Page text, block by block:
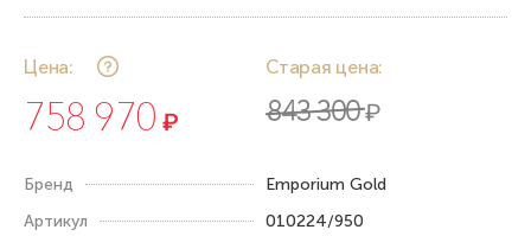
Цена:
758 970 ₽
Старая цена:
843 300₽
Бренд
Emporium Gold
Артикул
010224/950